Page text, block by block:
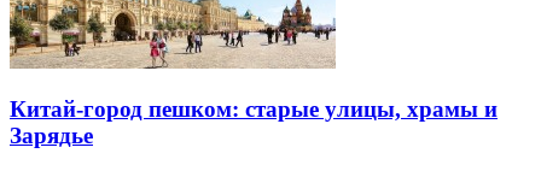
Китай-город пешком: старые улицы, храмы и
Зарядье